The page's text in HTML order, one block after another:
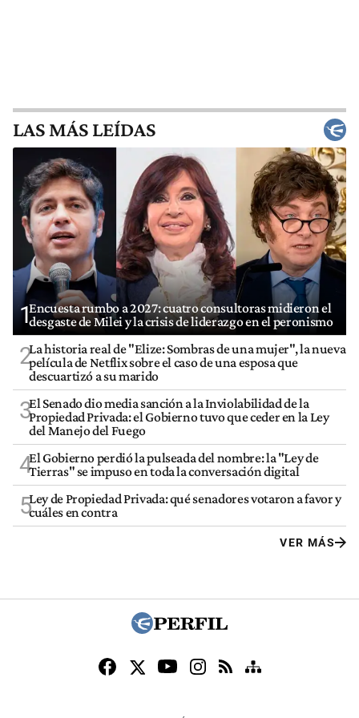
LAS MÁS LEÍDAS
1Encuesta rumbo a 2027: cuatro consultoras midieron el
desgaste de Milei y la crisis de liderazgo en el peronismo
2La historia real de "Elize: Sombras de una mujer", la nueva
película de Netflix sobre el caso de una esposa que
descuartizó a su marido
3El Senado dio media sanción a la Inviolabilidad de la
Propiedad Privada: el Gobierno tuvo que ceder en la Ley
del Manejo del Fuego
4El Gobierno perdió la pulseada del nombre: la "Ley de
Tierras" se impuso en toda la conversación digital
5Ley de Propiedad Privada: qué senadores votaron a favor y
cuáles en contra
VER MÁS